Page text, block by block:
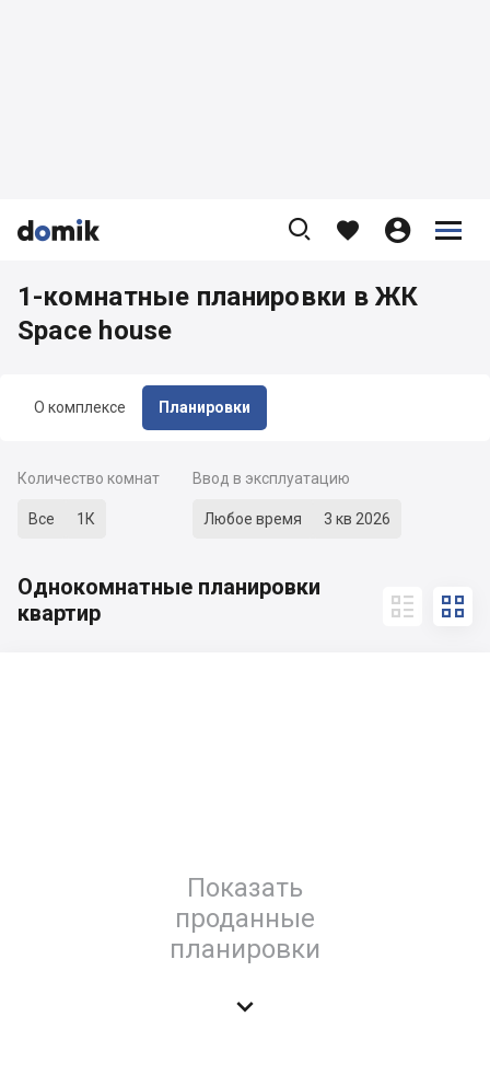


    


О комплексе Планировки
1-комнатные планировки в ЖК
Space house
Количество комнат
Все 1К
Ввод в эксплуатацию
Любое время 3 кв 2026
Однокомнатные планировки
квартир
 
Показать
проданные
планировки
